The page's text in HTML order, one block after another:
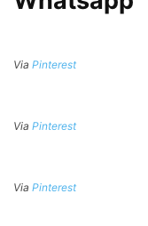
Via Pinterest
Via Pinterest
Via Pinterest